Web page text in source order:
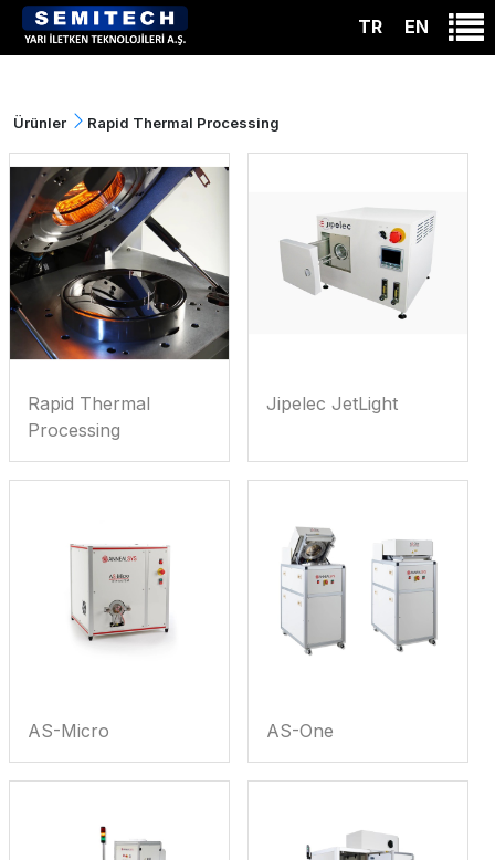
TR EN
Ürünler Rapid Thermal Processing
Rapid Thermal
Processing
Jipelec JetLight
AS-Micro AS-One